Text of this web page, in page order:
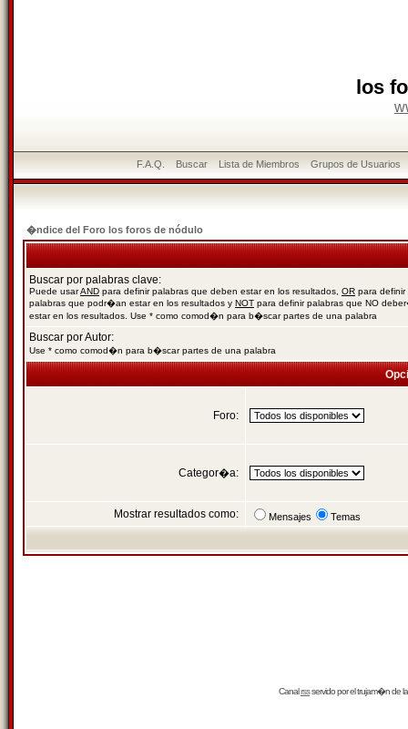
los
F.A.Q. Buscar Lista de Miembros Grupos de Usuarios
�ndice del Foro los foros de nódulo
Buscar por palabras clave:
Puede usarAND para definir palabras que deben estar en los resultados, OR para definir
palabras que podr�an estar en los resultados y NOT para definir palabras que NO
estar en los resultados. Use * como comod�n para b�scar partes de una palabra
Buscar por Autor:
Use * como comod�n para b�scar partes de una palabra
Foro:
Categor�a:
Mostrar resultados como: Mensajes Temas
Canalrssservido por eltrujam�nde